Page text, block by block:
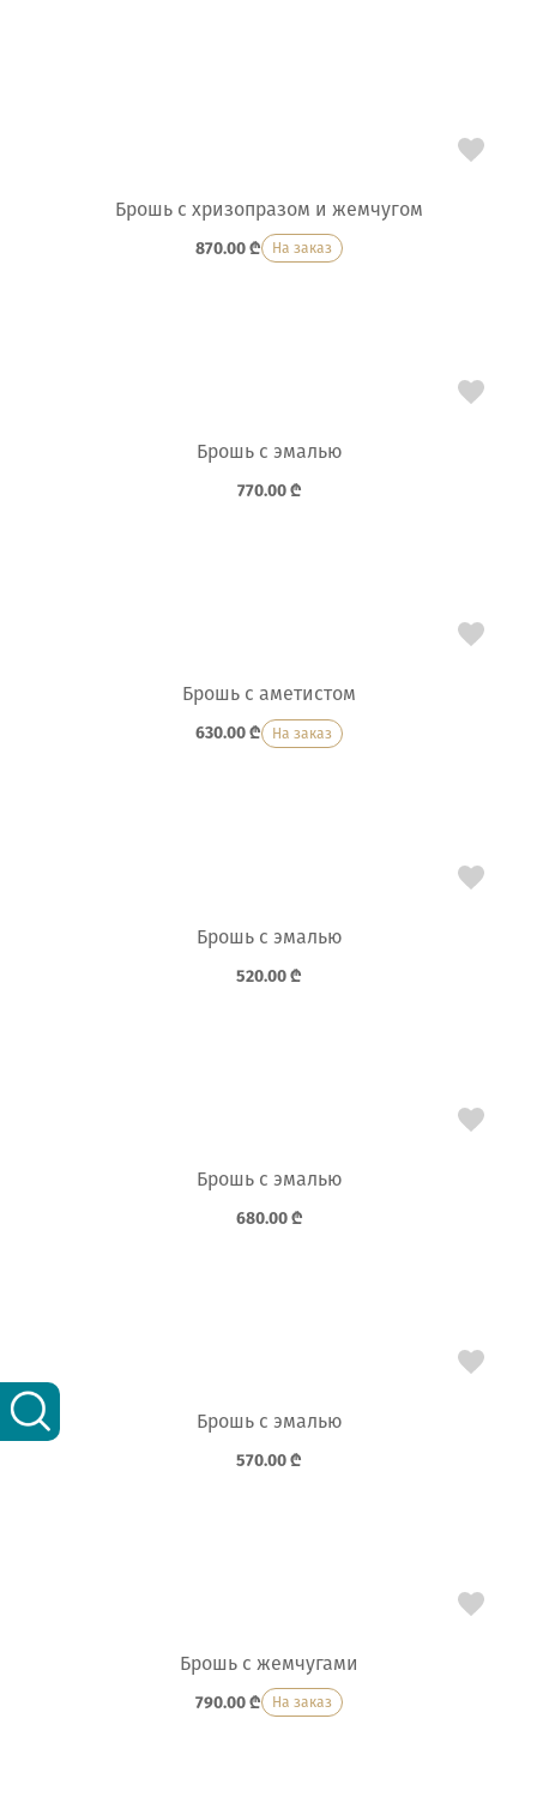
Брошь с хризопразом и жемчугом
870.00₾ На заказ
Брошь с эмалью
770.00₾
Брошь с аметистом
630.00₾ На заказ
Брошь с эмалью
520.00₾
Брошь с эмалью
680.00₾
Брошь с эмалью
570.00₾
Брошь с жемчугами
790.00₾ На заказ